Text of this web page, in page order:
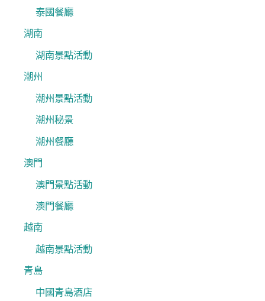
泰國餐廳
湖南
湖南景點活動
潮州
潮州景點活動
潮州秘景
潮州餐廳
澳門
澳門景點活動
澳門餐廳
越南
越南景點活動
青島
中國青島酒店